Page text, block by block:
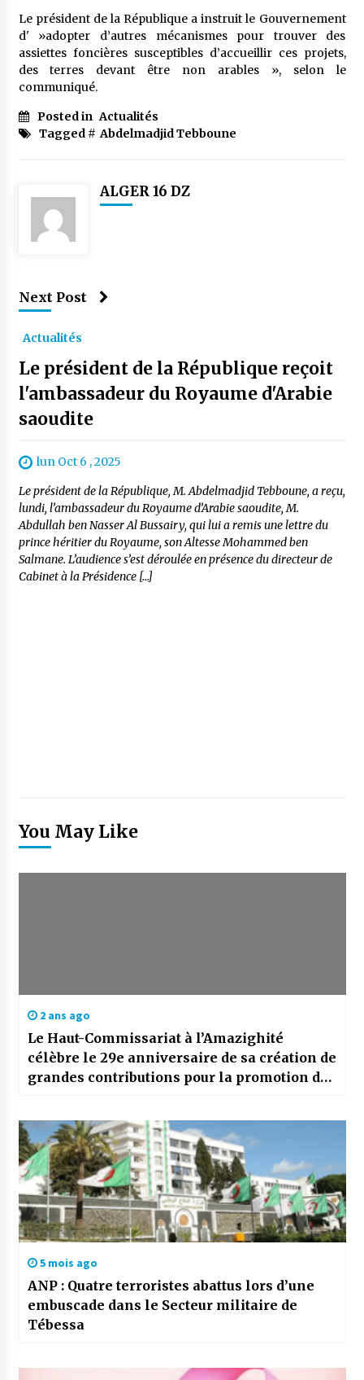
nationale à l’étranger
2 semaines ago
Lancement d’une campagne nationale de
sensibilisation sur la lutte contre le travail
Première voiture de course conçue et
Le président de la République a instruit le Gouvernement
d' »adopter d’autres mécanismes pour trouver des
assiettes foncières susceptibles d’accueillir ces projets,
des terres devant être non arables », selon le
communiqué.
Posted in Actualités
Tagged # Abdelmadjid Tebboune
ALGER 16 DZ
Next Post
Actualités
Le président de la République reçoit
l'ambassadeur du Royaume d'Arabie
saoudite
lun Oct 6 , 2025
Le président de la République, M. Abdelmadjid Tebboune, a reçu,
lundi, l’ambassadeur du Royaume d’Arabie saoudite, M.
Abdullah ben Nasser Al Bussairy, qui lui a remis une lettre du
prince héritier du Royaume, son Altesse Mohammed ben
Salmane. L’audience s’est déroulée en présence du directeur de
Cabinet à la Présidence […]
You May Like
2 ans ago
Le Haut-Commissariat à l’Amazighité
célèbre le 29e anniversaire de sa création de
grandes contributions pour la promotion de
5 mois ago
ANP : Quatre terroristes abattus lors d’une
embuscade dans le Secteur militaire de
Tébessa